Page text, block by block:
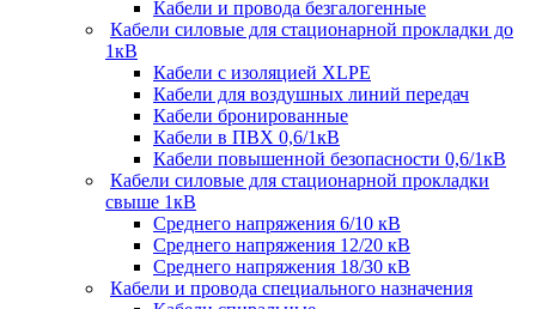
Кабели и провода безгалогенные
Кабели силовые для стационарной прокладки до
1кВ
Кабели c изоляцией XLPE
Кабели для воздушных линий передач
Кабели бронированные
Кабели в ПВХ 0,6/1кВ
Кабели повышенной безопасности 0,6/1кВ
Кабели силовые для стационарной прокладки
свыше 1кВ
Среднего напряжения 6/10 кВ
Среднего напряжения 12/20 кВ
Среднего напряжения 18/30 кВ
Кабели и провода специального назначения